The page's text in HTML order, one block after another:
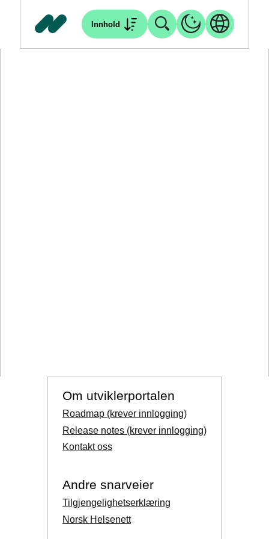
Innhold
Om utviklerportalen
Roadmap (krever innlogging)
Release notes (krever innlogging)
Kontakt oss
Andre snarveier
Tilgjengelighetserklæring
Norsk Helsenett